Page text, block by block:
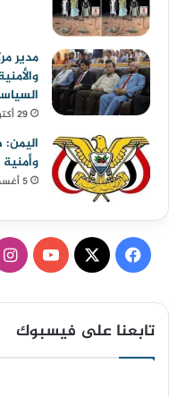
مدير
29 أكتوبر، 2022
وأمنية
5 أغسطس، 2026
ف
س
ب
o
u
تابعنا على فيسبوك